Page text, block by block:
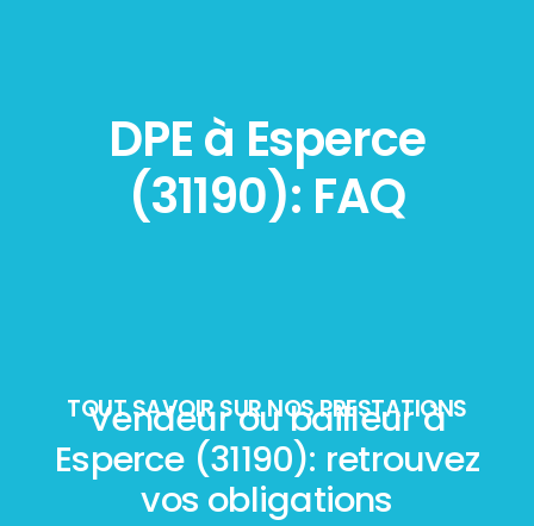
DPE à Esperce
(31190): FAQ
TOUT SAVOIR SUR NOS PRESTATIONS
Vendeur ou bailleur à
Esperce (31190): retrouvez
vos obligations